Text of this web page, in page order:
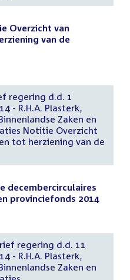
Overzicht van
van de
regering d.d. 1
- R.H.A. Plasterk,
Zaken en
Notitie Overzicht
tot herziening van de
decembercirculaires
provinciefonds 2014
regering d.d. 11
- R.H.A. Plasterk,
Zaken en